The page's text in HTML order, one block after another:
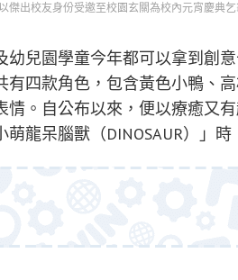
傑出校友身份受邀至校園玄關為校內元宵慶典
幼兒園學童今年都可以拿到創
有四款角色，包含黃色小鴨、
情。自公布以來，便以療癒又
龍呆腦獸（DINOSAUR）」